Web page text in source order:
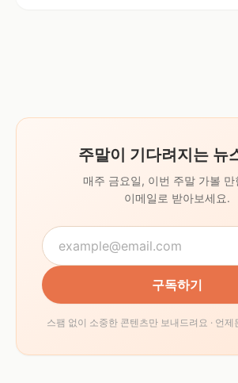
주말이 기다려지는 뉴
매주 금요일, 이번 주말 가볼 만
이메일로 받아보세요.
구독하기
스팸 없이 소중한 콘텐츠만 보내드려요 · 언제